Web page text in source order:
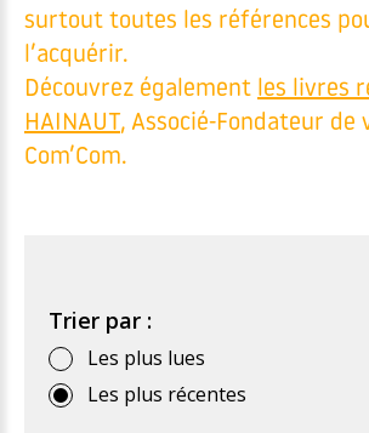
surtout toutes les références
l’acquérir.
Découvrez également les livres
HAINAUT , Associé-Fondateur de
Com’Com.
Trier par :
Les plus lues
Les plus récentes